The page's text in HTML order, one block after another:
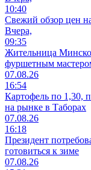
10:40
Свежий обзор цен
Вчера,
09:35
Жительница
фуршетным
07.08.26
16:54
Картофель по 1,30,
на рынке в Таборах
07.08.26
16:18
Президент
готовиться к зиме
07.08.26